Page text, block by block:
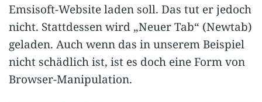
Emsisoft-Website laden soll. Das tut er jedoch
nicht. Stattdessen wird „Neuer Tab“ (Newtab)
geladen. Auch wenn das in unserem Beispiel
nicht schädlich ist, ist es doch eine Form von
Browser-Manipulation.